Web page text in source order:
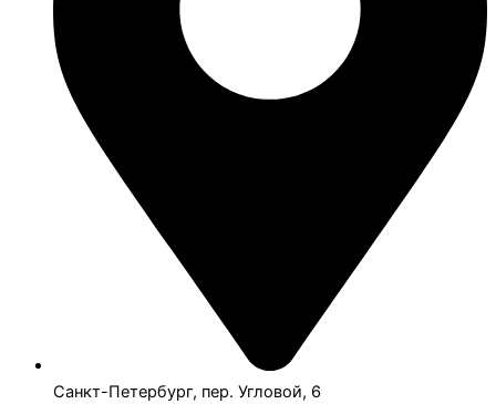
Санкт-Петербург, пер. Угловой, 6